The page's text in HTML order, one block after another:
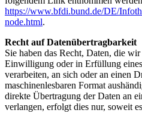
https://www.bfdi.bund.de/DE/
node.html.
Recht auf Datenübertragbarkeit
Sie haben das Recht, Daten, die
Einwilligung oder in Erfüllung
verarbeiten, an sich oder an einen
maschinenlesbaren Format
direkte Übertragung der Daten an
verlangen, erfolgt dies nur, soweit